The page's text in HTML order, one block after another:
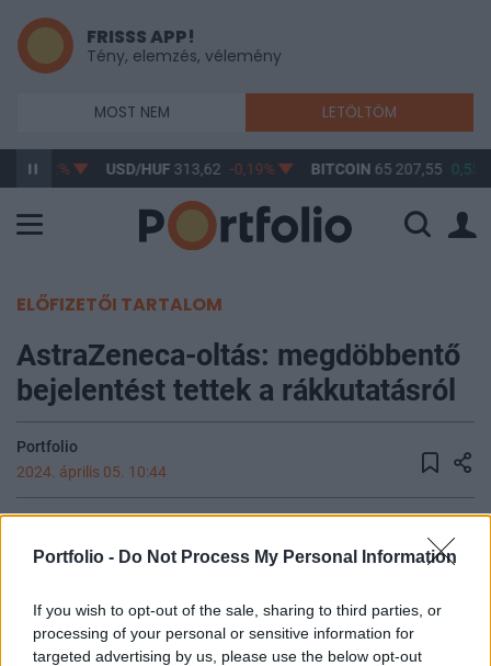
Portfolio - Do Not Process My Personal Information
If you wish to opt-out of the sale, sharing to third parties, or
processing of your personal or sensitive information for
targeted advertising by us, please use the below opt-out
FRISSS APP!
Tény, elemzés, vélemény
MOST NEM LETÖLTÖM
-0,22% USD/HUF 313,62 -0,19% BITCOIN 65 207,55 0,55%
ELŐFIZETŐI TARTALOM
AstraZeneca-oltás: megdöbbentő
bejelentést tettek a rákkutatásról
Portfolio
2024. április 05. 10:44
jelentett be Imfinzi immunterápiás oltóanyagával
tüdőrákos betegek kezelési lehetőségeinek
bővítésére irányuló erőfeszítéseiben.